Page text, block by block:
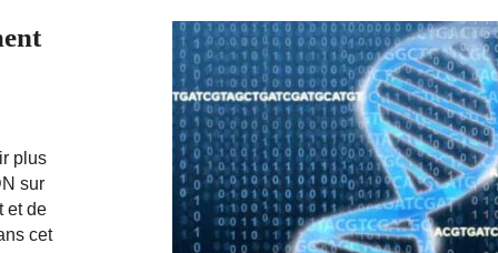
plus
sur
et de
cet